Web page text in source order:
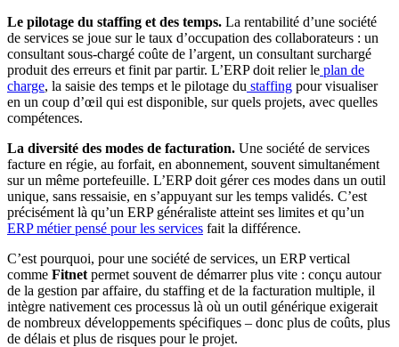
Le pilotage du staffing et des temps. La rentabilité d’une société
de services se joue sur le taux d’occupation des collaborateurs : un
consultant sous-chargé coûte de l’argent, un consultant surchargé
produit des erreurs et finit par partir. L’ERP doit relier le plan de
charge, la saisie des temps et le pilotage du staffing pour visualiser
en un coup d’œil qui est disponible, sur quels projets, avec quelles
compétences.
La diversité des modes de facturation. Une société de services
facture en régie, au forfait, en abonnement, souvent simultanément
sur un même portefeuille. L’ERP doit gérer ces modes dans un outil
unique, sans ressaisie, en s’appuyant sur les temps validés. C’est
précisément là qu’un ERP généraliste atteint ses limites et qu’un
ERP métier pensé pour les services fait la différence.
C’est pourquoi, pour une société de services, un ERP vertical
comme Fitnet permet souvent de démarrer plus vite : conçu autour
de la gestion par affaire, du staffing et de la facturation multiple, il
intègre nativement ces processus là où un outil générique exigerait
de nombreux développements spécifiques – donc plus de coûts, plus
de délais et plus de risques pour le projet.